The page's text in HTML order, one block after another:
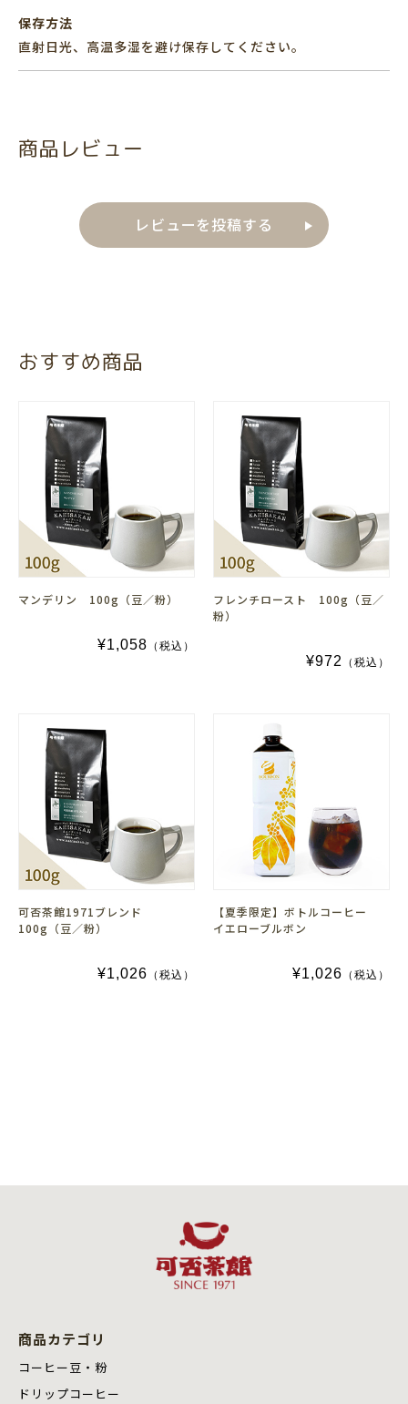
保存方法
直射日光、高温多湿を避け保存してください。
商品レビュー
レビューを投稿する
おすすめ商品
マンデリン 100g（豆／粉）
¥1,058 （税込）
フレンチロースト 100g（豆／
粉）
¥972 （税込）
可否茶館1971ブレンド
100g（豆／粉）
¥1,026 （税込）
【夏季限定】ボトルコーヒー
イエローブルボン
¥1,026 （税込）
商品カテゴリ
コーヒー豆・粉
ドリップコーヒー